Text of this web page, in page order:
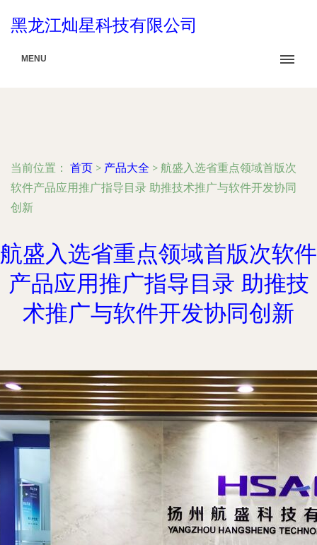
黑龙江灿星科技有限公司
MENU
当前位置： 首页 > 产品大全 > 航盛入选省重点领域首版次
软件产品应用推广指导目录 助推技术推广与软件开发协同
创新
航盛入选省重点领域首版次软件
产品应用推广指导目录 助推技
术推广与软件开发协同创新